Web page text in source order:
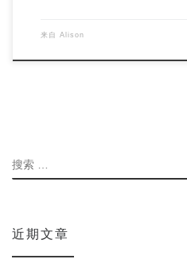
来自 Alison
搜索
近期文章